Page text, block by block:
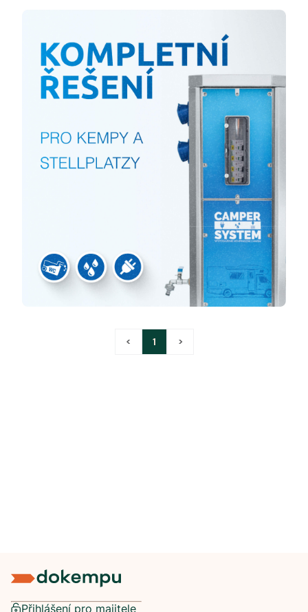
< 1 >
Přihlášení pro majitele